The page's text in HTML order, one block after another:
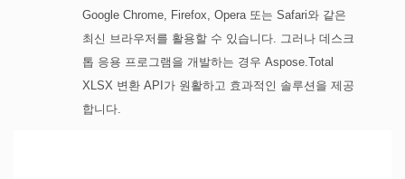
Google Chrome, Firefox, Opera 또는 Safari와 같은
최신 브라우저를 활용할 수 있습니다. 그러나 데스크
톱 응용 프로그램을 개발하는 경우 Aspose.Total
XLSX 변환 API가 원활하고 효과적인 솔루션을 제공
합니다.